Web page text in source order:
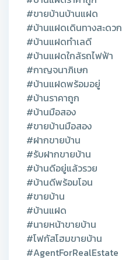
#ขายบ้านบ้านแฝด
#บ้านแฝดเดินทางสะดวก
#บ้านแฝดทำเลดี
#บ้านแฝดใกล้รถไฟฟ้า
#กาญจนาภิเษก
#บ้านแฝดพร้อมอยู่
#บ้านราคาถูก
#บ้านมือสอง
#ขายบ้านมือสอง
#ฝากขายบ้าน
#รับฝากขายบ้าน
#บ้านดีอยู่แล้วรวย
#บ้านดีพร้อมโอน
#ขายบ้าน
#บ้านแฝด
#นายหน้าขายบ้าน
#โฟกัสโฮมขายบ้าน
#AgentForRealEstate